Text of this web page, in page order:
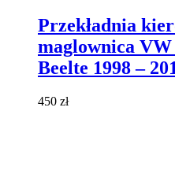
ma
wiele
wariantów.
Opcje
można
Przekładnia
maglownica VW
Beelte 1998 –
450 zł